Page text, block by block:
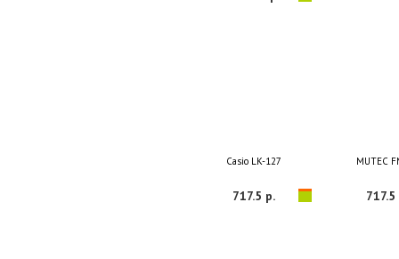
Casio LK-127
717.5 р.
MUTEC
717.5